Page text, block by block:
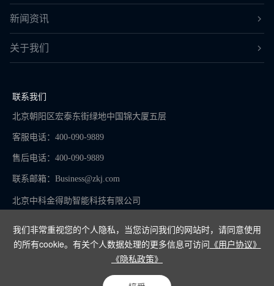
我们非常重视您的个人隐私，当您访问我们的网站时，请同意使用
的所有cookie。有关个人数据处理的更多信息可访问 《用户协议》
《隐私政策》
新闻资讯
关于我们
联系我们
北京朝阳区宏泰东街绿地中国锦大厦五层
客服电话：400-090-9889
售后电话：400-090-9889
联系邮箱： Business@zkj.com
北京中科金得助智能科技有限公司
京ICP备16065273号-9
Copyright © 2024